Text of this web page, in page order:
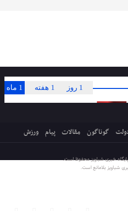
1 ماه 1 هفته 1 روز
گوناگون مقالات پیام ورزش
خبری شباویز محفوظ است.
شباویز بلامانع است.